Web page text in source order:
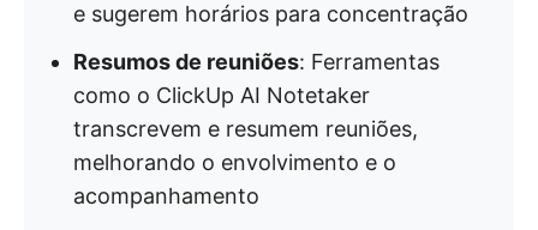
e sugerem horários para concentração
Resumos de reuniões: Ferramentas
como o ClickUp AI Notetaker
transcrevem e resumem reuniões,
melhorando o envolvimento e o
acompanhamento